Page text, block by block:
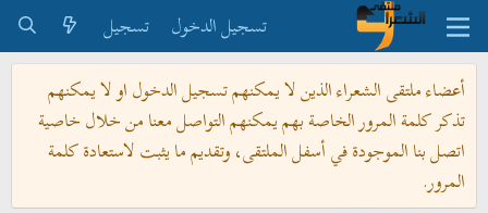
تسجيل الدخول
تسجيل
أعضاء ملتقى الشعراء الذين لا يمكنهم تسجيل الدخول او لا يمكنهم
تذكر كلمة المرور الخاصة بهم يمكنهم التواصل معنا من خلال خاصية
اتصل بنا الموجودة في أسفل الملتقى، وتقديم ما يثبت لاستعادة كلمة
المرور.